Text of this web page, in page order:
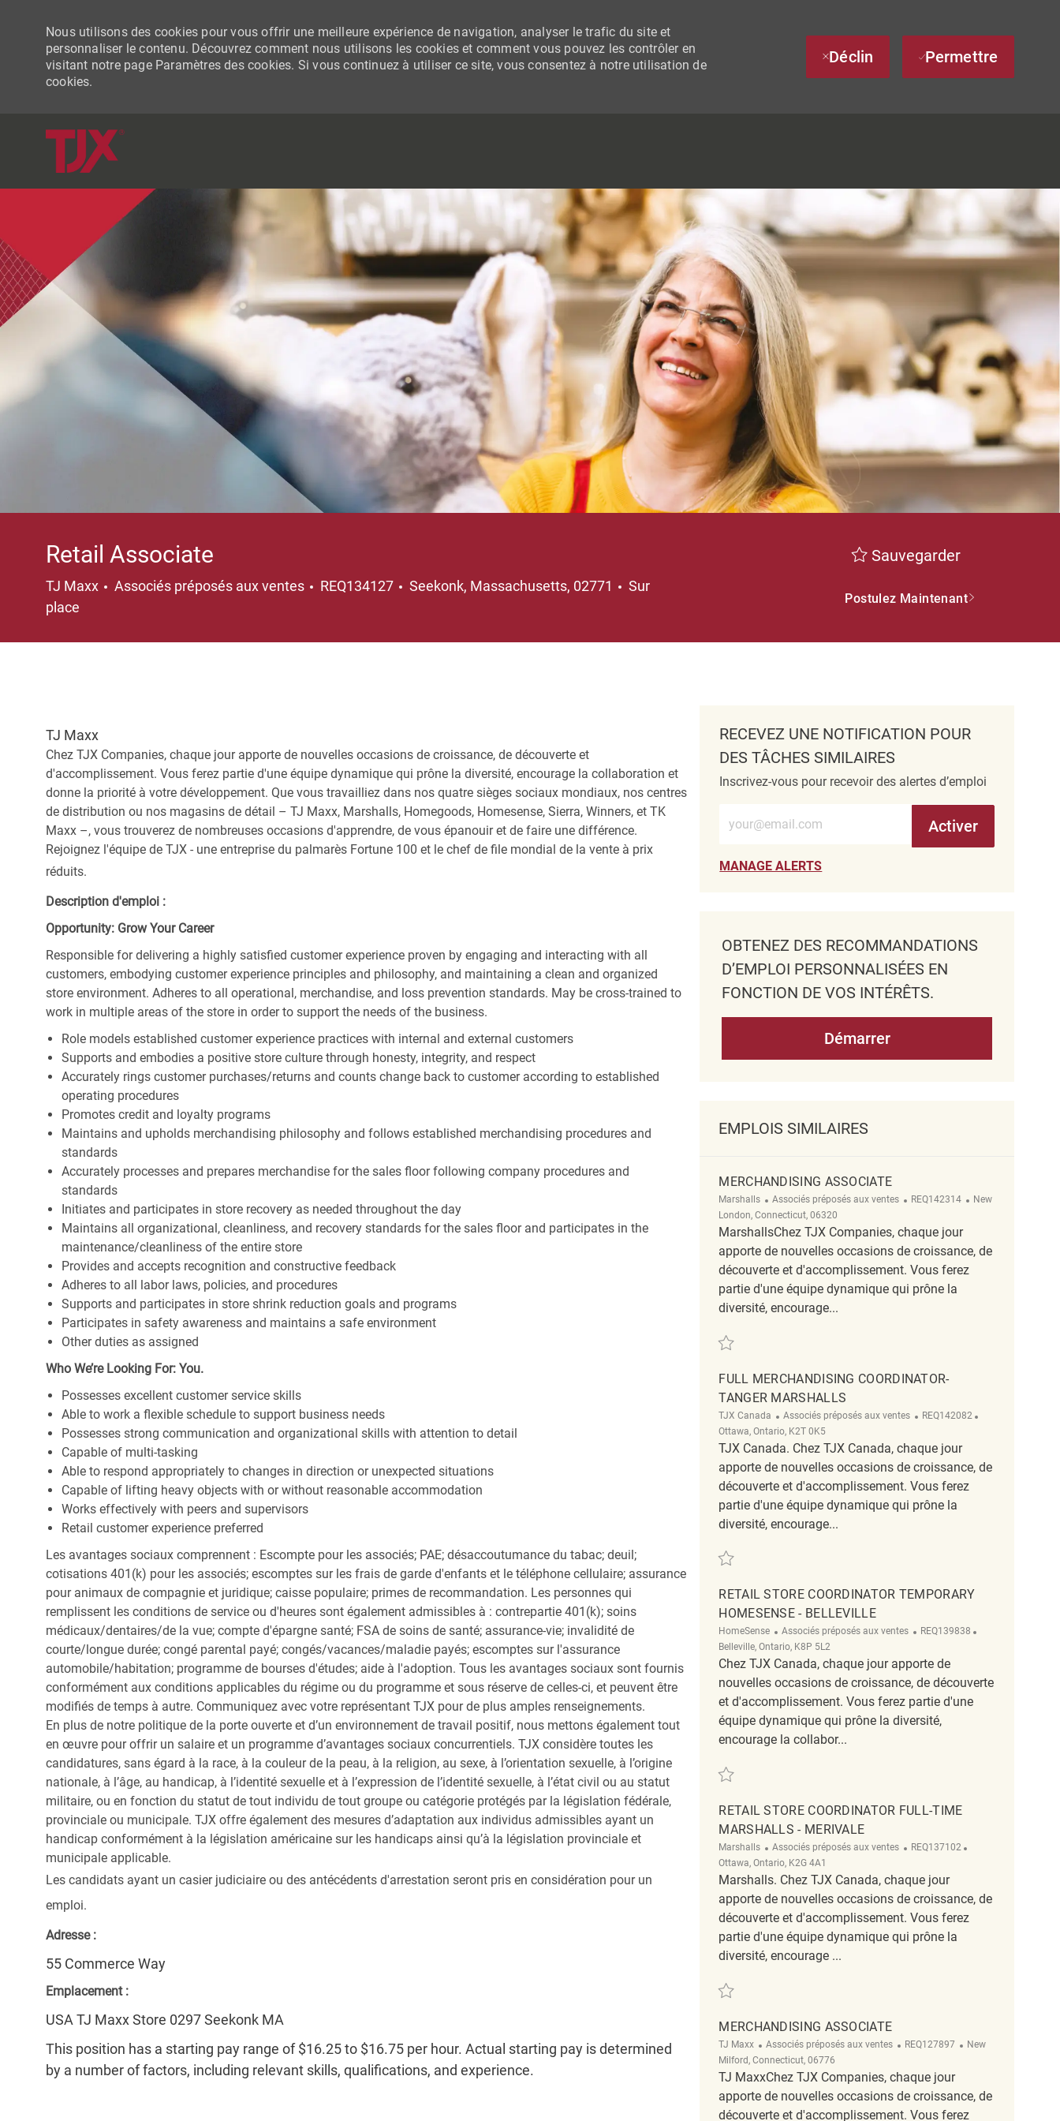
Nous utilisons des cookies pour vous offrir une meilleure expérience de navigation, analyser le trafic du site et
personnaliser le contenu. Découvrez comment nous utilisons les cookies et comment vous pouvez les contrôler en
visitant notre page Paramètres des cookies. Si vous continuez à utiliser ce site, vous consentez à notre utilisation de
cookies.
Déclin Permettre
Retail Associate
TJ Maxx Catégorie
Associés préposés aux ventes REQ134127 Emplacement
Seekonk, Massachusetts, 02771
Sur
place
Sauvegarder
Postulez Maintenant
TJ Maxx
Chez TJX Companies, chaque jour apporte de nouvelles occasions de croissance, de découverte et
d'accomplissement. Vous ferez partie d'une équipe dynamique qui prône la diversité, encourage la collaboration et
donne la priorité à votre développement. Que vous travailliez dans nos quatre sièges sociaux mondiaux, nos centres
de distribution ou nos magasins de détail – TJ Maxx, Marshalls, Homegoods, Homesense, Sierra, Winners, et TK
Maxx –, vous trouverez de nombreuses occasions d'apprendre, de vous épanouir et de faire une différence.
Rejoignez l'équipe de TJX - une entreprise du palmarès Fortune 100 et le chef de file mondial de la vente à prix
réduits.
Description d'emploi :
Opportunity: Grow Your Career
Responsible for delivering a highly satisfied customer experience proven by engaging and interacting with all
customers, embodying customer experience principles and philosophy, and maintaining a clean and organized
store environment. Adheres to all operational, merchandise, and loss prevention standards. May be cross-trained to
work in multiple areas of the store in order to support the needs of the business.
Role models established customer experience practices with internal and external customers
Supports and embodies a positive store culture through honesty, integrity, and respect
Accurately rings customer purchases/returns and counts change back to customer according to established
operating procedures
Promotes credit and loyalty programs
Maintains and upholds merchandising philosophy and follows established merchandising procedures and
standards
Accurately processes and prepares merchandise for the sales floor following company procedures and
standards
Initiates and participates in store recovery as needed throughout the day
Maintains all organizational, cleanliness, and recovery standards for the sales floor and participates in the
maintenance/cleanliness of the entire store
Provides and accepts recognition and constructive feedback
Adheres to all labor laws, policies, and procedures
Supports and participates in store shrink reduction goals and programs
Participates in safety awareness and maintains a safe environment
Other duties as assigned
Who We’re Looking For: You.
Possesses excellent customer service skills
Able to work a flexible schedule to support business needs
Possesses strong communication and organizational skills with attention to detail
Capable of multi-tasking
Able to respond appropriately to changes in direction or unexpected situations
Capable of lifting heavy objects with or without reasonable accommodation
Works effectively with peers and supervisors
Retail customer experience preferred
Les avantages sociaux comprennent : Escompte pour les associés; PAE; désaccoutumance du tabac; deuil;
cotisations 401(k) pour les associés; escomptes sur les frais de garde d'enfants et le téléphone cellulaire; assurance
pour animaux de compagnie et juridique; caisse populaire; primes de recommandation. Les personnes qui
remplissent les conditions de service ou d'heures sont également admissibles à : contrepartie 401(k); soins
médicaux/dentaires/de la vue; compte d'épargne santé; FSA de soins de santé; assurance-vie; invalidité de
courte/longue durée; congé parental payé; congés/vacances/maladie payés; escomptes sur l'assurance
automobile/habitation; programme de bourses d'études; aide à l'adoption. Tous les avantages sociaux sont fournis
conformément aux conditions applicables du régime ou du programme et sous réserve de celles-ci, et peuvent être
modifiés de temps à autre. Communiquez avec votre représentant TJX pour de plus amples renseignements.
En plus de notre politique de la porte ouverte et d’un environnement de travail positif, nous mettons également tout
en œuvre pour offrir un salaire et un programme d’avantages sociaux concurrentiels. TJX considère toutes les
candidatures, sans égard à la race, à la couleur de la peau, à la religion, au sexe, à l’orientation sexuelle, à l’origine
nationale, à l’âge, au handicap, à l’identité sexuelle et à l’expression de l’identité sexuelle, à l’état civil ou au statut
militaire, ou en fonction du statut de tout individu de tout groupe ou catégorie protégés par la législation fédérale,
provinciale ou municipale. TJX offre également des mesures d’adaptation aux individus admissibles ayant un
handicap conformément à la législation américaine sur les handicaps ainsi qu’à la législation provinciale et
municipale applicable.
Les candidats ayant un casier judiciaire ou des antécédents d'arrestation seront pris en considération pour un
emploi.
Adresse :
55 Commerce Way
Emplacement :
USA TJ Maxx Store 0297 Seekonk MA
This position has a starting pay range of $16.25 to $16.75 per hour. Actual starting pay is determined
by a number of factors, including relevant skills, qualifications, and experience.
RECEVEZ UNE NOTIFICATION POUR
DES TÂCHES SIMILAIRES
Inscrivez-vous pour recevoir des alertes d’emploi
Entrez l’adresse e-mail (obligatoire)
Activer
MANAGE ALERTS
OBTENEZ DES RECOMMANDATIONS
D’EMPLOI PERSONNALISÉES EN
FONCTION DE VOS INTÉRÊTS.
Démarrer
EMPLOIS SIMILAIRES
MERCHANDISING ASSOCIATE
Marshalls Catégorie
Associés préposés aux ventes ReqId
REQ142314 Emplacement
New
London, Connecticut, 06320
MarshallsChez TJX Companies, chaque jour
apporte de nouvelles occasions de croissance, de
découverte et d'accomplissement. Vous ferez
partie d'une équipe dynamique qui prône la
diversité, encourage...
FULL MERCHANDISING COORDINATOR-
TANGER MARSHALLS
TJX Canada Catégorie
Associés préposés aux ventes ReqId
REQ142082
Ottawa, Ontario, K2T 0K5
TJX Canada. Chez TJX Canada, chaque jour
apporte de nouvelles occasions de croissance, de
découverte et d'accomplissement. Vous ferez
partie d'une équipe dynamique qui prône la
diversité, encourage...
Sauvegarder full merchandising coordinator-Tanger Marshalls REQ142082
RETAIL STORE COORDINATOR TEMPORARY
HOMESENSE - BELLEVILLE
HomeSense Catégorie
Associés préposés aux ventes ReqId
REQ139838
Belleville, Ontario, K8P 5L2
Chez TJX Canada, chaque jour apporte de
nouvelles occasions de croissance, de découverte
et d'accomplissement. Vous ferez partie d'une
équipe dynamique qui prône la diversité,
encourage la collabor...
Sauvegarder Retail Store Coordinator Temporary HomeSense - Belleville
RETAIL STORE COORDINATOR FULL-TIME
MARSHALLS - MERIVALE
Marshalls Catégorie
Associés préposés aux ventes ReqId
REQ137102
Ottawa, Ontario, K2G 4A1
Marshalls. Chez TJX Canada, chaque jour
apporte de nouvelles occasions de croissance, de
découverte et d'accomplissement. Vous ferez
partie d'une équipe dynamique qui prône la
diversité, encourage ...
Sauvegarder Retail Store Coordinator Full-Time Marshalls - Merivale
MERCHANDISING ASSOCIATE
TJ Maxx Catégorie
Associés préposés aux ventes ReqId
REQ127897 Emplacement
New
Milford, Connecticut, 06776
TJ MaxxChez TJX Companies, chaque jour
apporte de nouvelles occasions de croissance, de
découverte et d'accomplissement. Vous ferez